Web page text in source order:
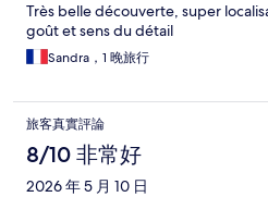
Très belle découverte, super
goût et sens du détail
Sandra，1 晚旅行
旅客真實評論
8/10 非常好
2026 年 5 月 10 日